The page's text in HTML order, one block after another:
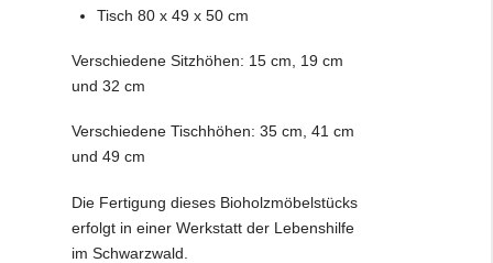
Tisch 80 x 49 x 50 cm
Verschiedene Sitzhöhen: 15 cm, 19 cm
und 32 cm
Verschiedene Tischhöhen: 35 cm, 41 cm
und 49 cm
Die Fertigung dieses Bioholzmöbelstücks
erfolgt in einer Werkstatt der Lebenshilfe
im Schwarzwald.